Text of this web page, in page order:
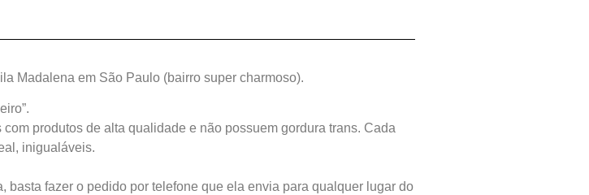
Madalena em São Paulo (bairro super charmoso).
produtos de alta qualidade e não possuem gordura trans. Cada
inigualáveis.
basta fazer o pedido por telefone que ela envia para qualquer lugar do